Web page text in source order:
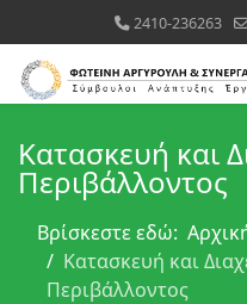
2410-236263
Κατασκευή και
Περιβάλλοντος
Βρίσκεστε εδώ:
Κατασκευή και
Περιβάλλοντος